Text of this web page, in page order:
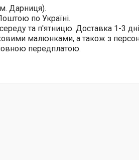
Дарниця).
по Україні.
та п'ятницю. Доставка 1-3
малюнками, а також з
передплатою.